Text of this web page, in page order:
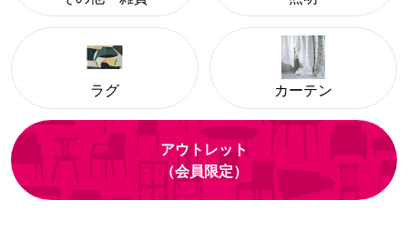
ラグ カーテン
アウトレット
（会員限定）